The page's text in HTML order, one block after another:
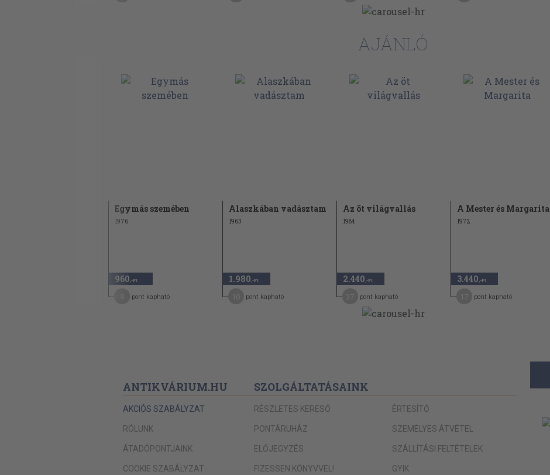
AJÁNLÓ
Egymás szemében
1976
960 ,-Ft
pont kapható
Alaszkában vadásztam
1963
1.980 ,-Ft
pont kapható
Az öt világvallás
1984
2.440 ,-Ft
pont kapható
A Mester és Margarita
1972
3.440 ,-Ft
pont kapható
ANTIKVÁRIUM.HU
AKCIÓS SZABÁLYZAT
RÓLUNK
ÁTADÓPONTJAINK
COOKIE SZABÁLYZAT
SZOLGÁLTATÁSAINK
RÉSZLETES KERESŐ
PONTÁRUHÁZ
ELŐJEGYZÉS
FIZESSEN KÖNYVVEL!
ÉRTESÍTŐ
SZEMÉLYES ÁTVÉTEL
SZÁLLÍTÁSI FELTÉTELEK
GYIK